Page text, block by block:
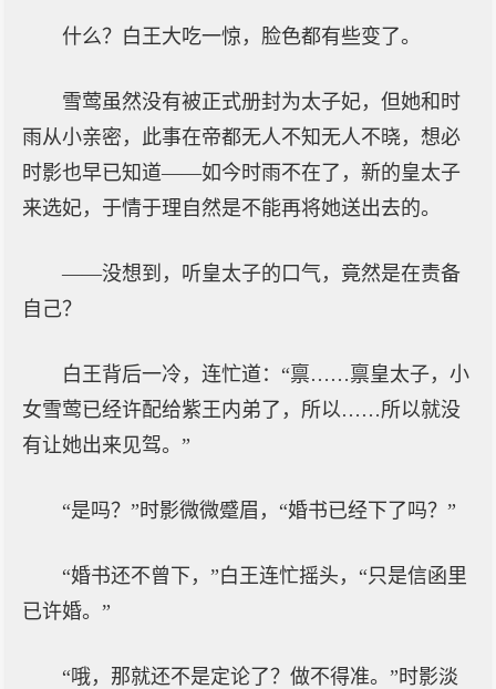
什么？白王大吃一惊，脸色都有些变了。
雪莺虽然没有被正式册封为太子妃，但她和时
雨从小亲密，此事在帝都无人不知无人不晓，想必
时影也早已知道——如今时雨不在了，新的皇太子
来选妃，于情于理自然是不能再将她送出去的。
——没想到，听皇太子的口气，竟然是在责备
自己？
白王背后一冷，连忙道：“禀……禀皇太子，小
女雪莺已经许配给紫王内弟了，所以……所以就没
有让她出来见驾。”
“是吗？”时影微微蹙眉，“婚书已经下了吗？”
“婚书还不曾下，”白王连忙摇头，“只是信函里
已许婚。”
“哦，那就还不是定论了？做不得准。”时影淡